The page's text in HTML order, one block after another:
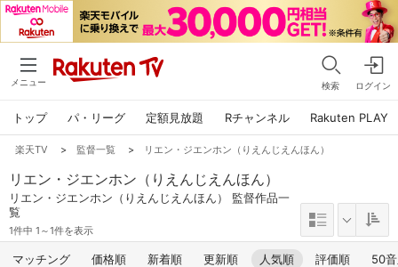
メニュー 検索 ログイン
トップ パ・リーグ 定額見放題 Rチャンネル Rakuten PLAY
楽天TV > 監督一覧 > リエン・ジエンホン（りえんじえんほん）
リエン・ジエンホン（りえんじえんほん）
リエン・ジエンホン（りえんじえんほん） 監督作品一
覧
1件中 1～1件を表示
マッチング 価格順 新着順 更新順 人気順 評価順 50